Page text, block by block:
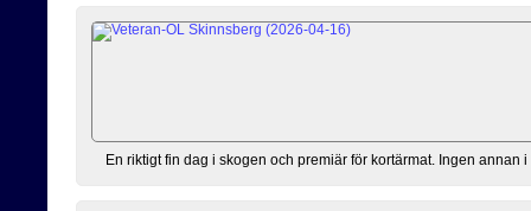
En riktigt fin dag i skogen och premiär för kortärmat. Ingen